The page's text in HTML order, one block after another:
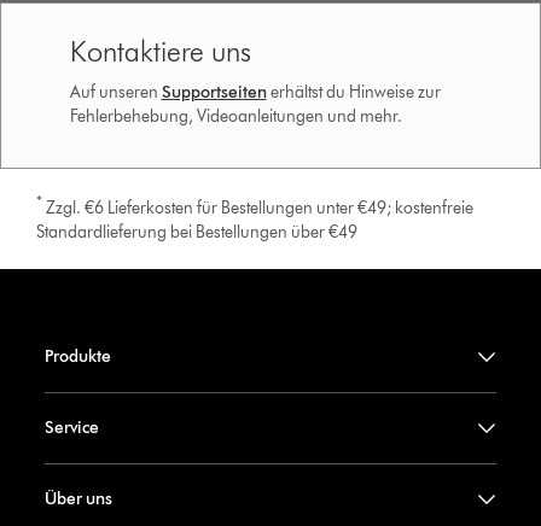
Kontaktiere uns
Auf unseren Supportseiten erhältst du Hinweise zur
Fehlerbehebung, Videoanleitungen und mehr.
* Zzgl. €6 Lieferkosten für Bestellungen unter €49; kostenfreie
Standardlieferung bei Bestellungen über €49
Produkte
Service
Über uns